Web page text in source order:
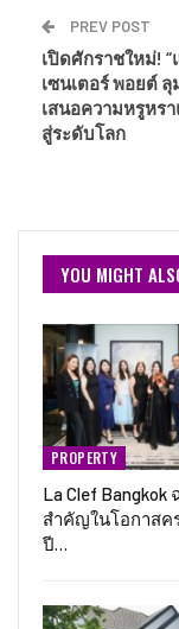
PREV POST
เปิดศักราชใหม่!
เซนเตอร์ พอยต์ ลุ
เสนอความหรูหร
สู่ระดับโลก
YOU MIGHT
PROPERTY
La Clef Bangkok
สำคัญในโอกาสค
ปี…